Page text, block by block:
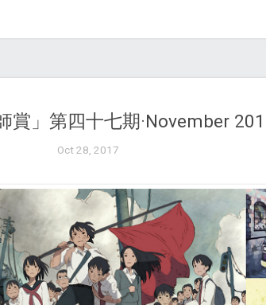
賞」第四十七期·November
Oct 28, 2017